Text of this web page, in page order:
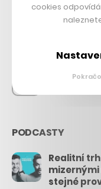
56.4k
PODCASTY
Realitní
stejné
cookies